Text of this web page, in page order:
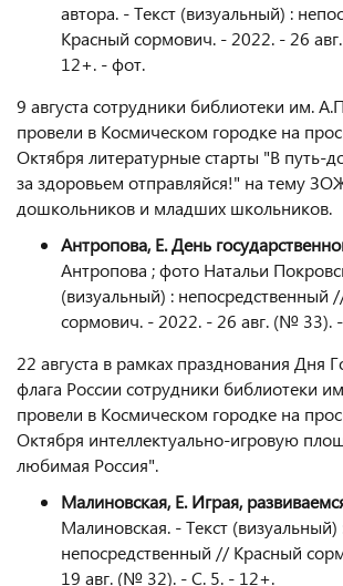
автора. - Текст (визуальный) :
Красный сормович. - 2022. - 26
12+. - фот.
9 августа сотрудники библиотеки им.
провели в Космическом городке на
Октября литературные старты "В путь-
за здоровьем отправляйся!" на тему
дошкольников и младших школьников.
Антропова, Е. День
Антропова ; фото Натальи
(визуальный) : непосредственный
сормович. - 2022. - 26 авг. (№ 33).
22 августа в рамках празднования Дня
флага России сотрудники библиотеки
провели в Космическом городке на
Октября интеллектуально-игровую
любимая Россия".
Малиновская, Е. Играя,
Малиновская. - Текст (визуальный)
непосредственный // Красный
19 авг. (№ 32). - С. 5. - 12+.